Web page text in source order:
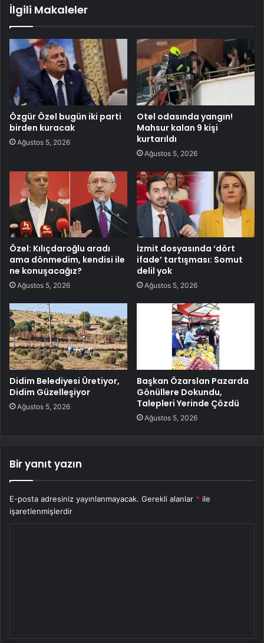
İlgili Makaleler
Özgür Özel bugün iki parti
birden kuracak
Ağustos 5, 2026
Otel odasında yangın!
Mahsur kalan 9 kişi
kurtarıldı
Ağustos 5, 2026
Özel: Kılıçdaroğlu aradı
ama dönmedim, kendisi ile
ne konuşacağız?
Ağustos 5, 2026
İzmit dosyasında ‘dört
ifade’ tartışması: Somut
delil yok
Ağustos 5, 2026
Didim Belediyesi Üretiyor,
Didim Güzelleşiyor
Ağustos 5, 2026
Başkan Özarslan Pazarda
Gönüllere Dokundu,
Talepleri Yerinde Çözdü
Ağustos 5, 2026
Bir yanıt yazın
E-posta adresiniz yayınlanmayacak. Gerekli alanlar * ile
işaretlenmişlerdir